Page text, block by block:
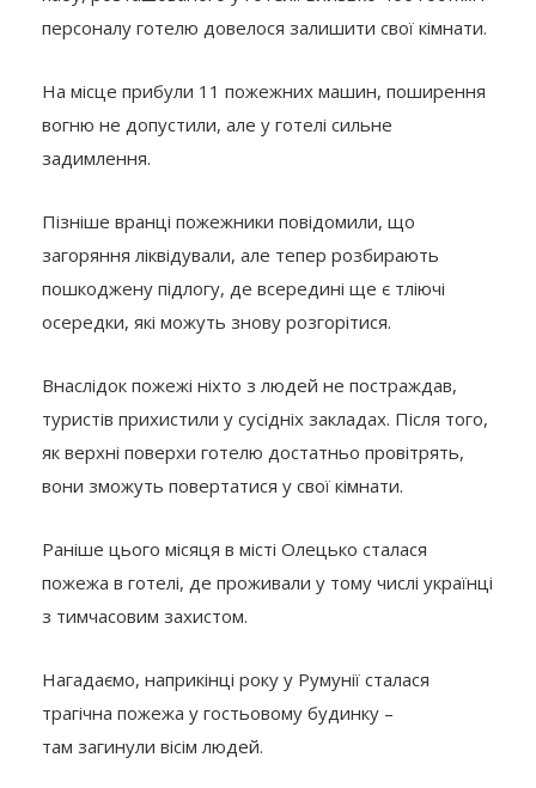
персоналу готелю довелося залишити свої кімнати.
На місце прибули 11 пожежних машин, поширення
вогню не допустили, але у готелі сильне
задимлення.
Пізніше вранці пожежники повідомили, що
загоряння ліквідували, але тепер розбирають
пошкоджену підлогу, де всередині ще є тліючі
осередки, які можуть знову розгорітися.
Внаслідок пожежі ніхто з людей не постраждав,
туристів прихистили у сусідніх закладах. Після того,
як верхні поверхи готелю достатньо провітрять,
вони зможуть повертатися у свої кімнати.
Раніше цього місяця в місті Олецько сталася
пожежа в готелі, де проживали у тому числі українці
з тимчасовим захистом.
Нагадаємо, наприкінці року у Румунії сталася
трагічна пожежа у гостьовому будинку –
там загинули вісім людей.